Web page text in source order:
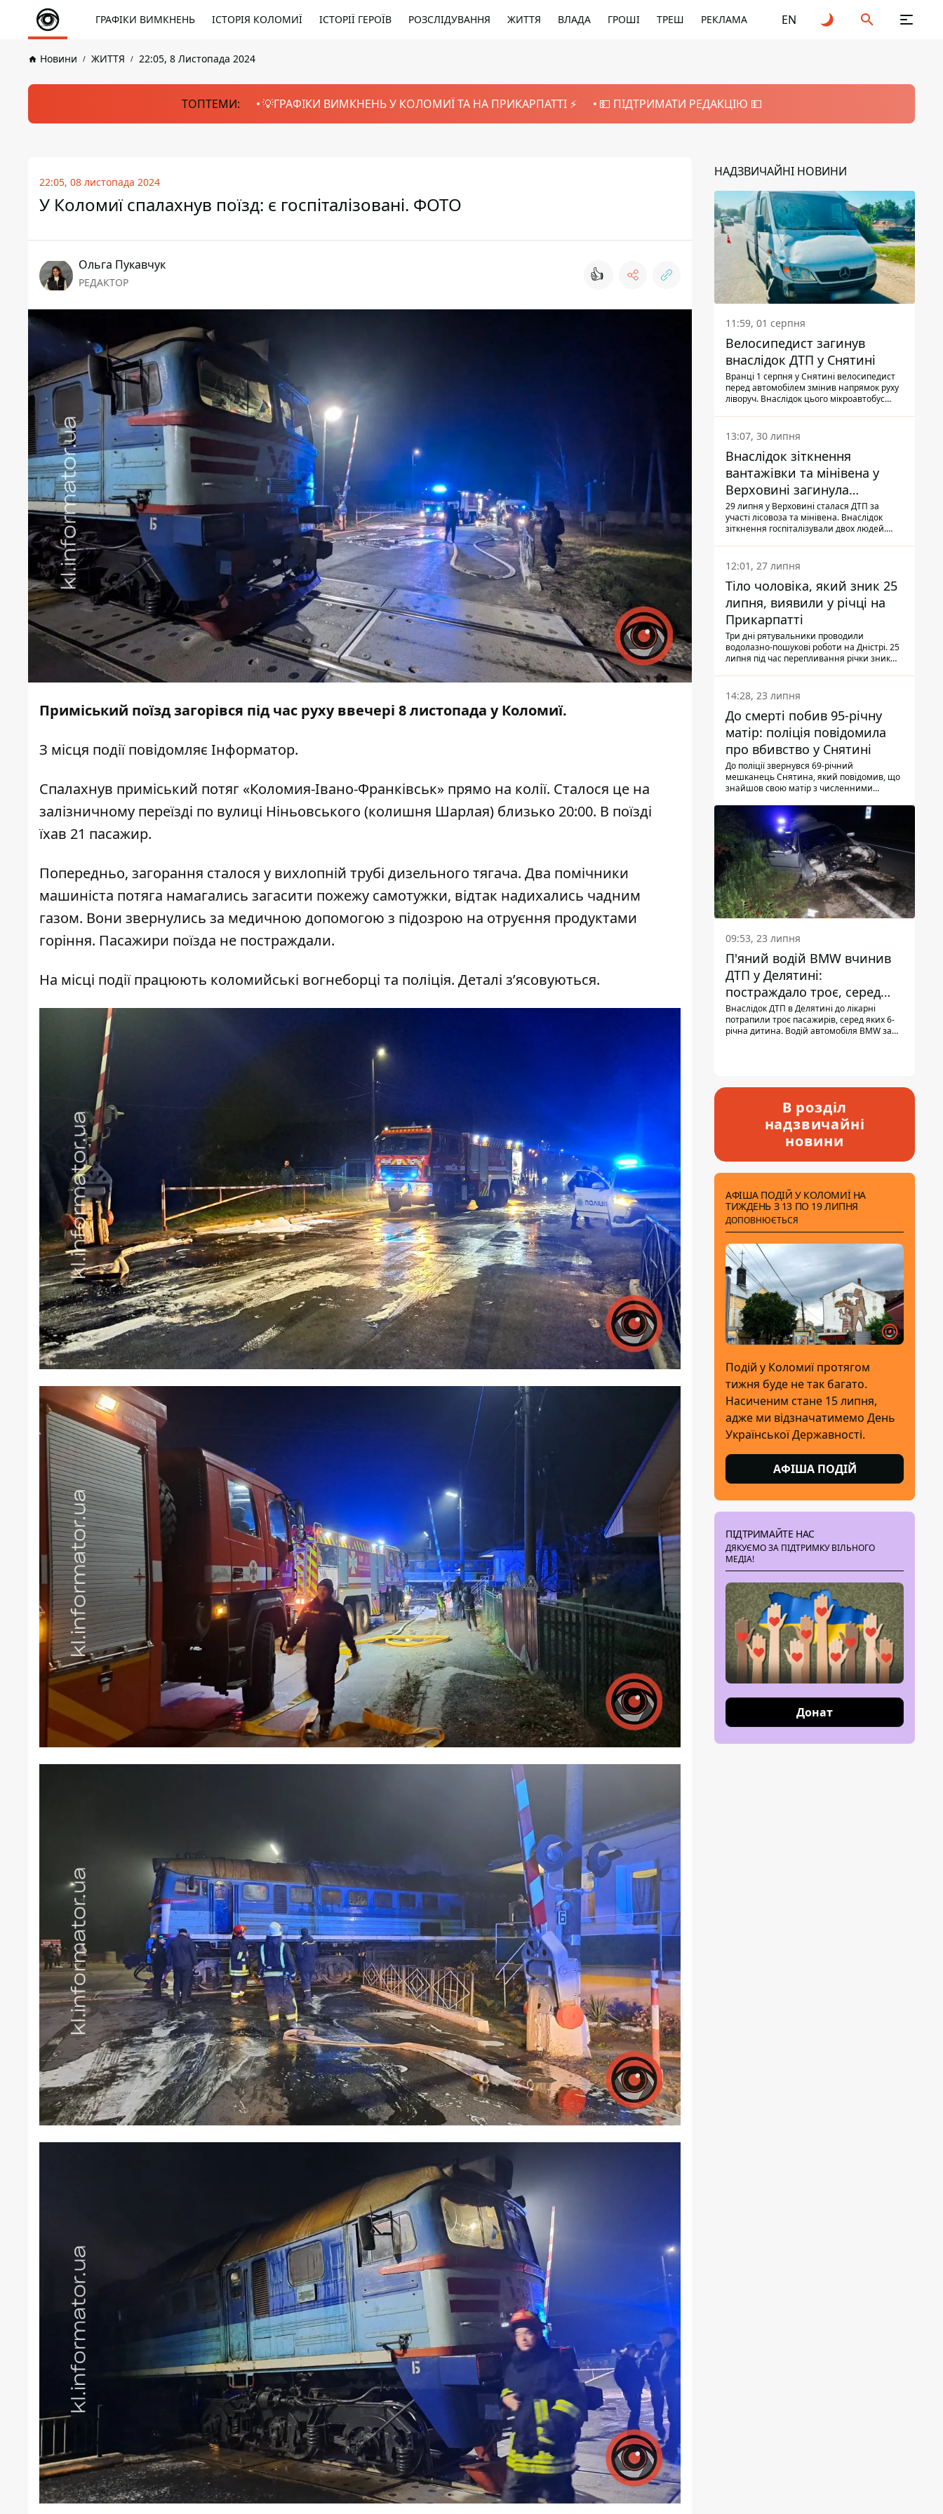
ГРАФІКИ ВИМКНЕНЬ ІСТОРІЯ КОЛОМИЇ ІСТОРІЇ ГЕРОЇВ РОЗСЛІДУВАННЯ ЖИТТЯ ВЛАДА ГРОШІ ТРЕШ РЕКЛАМА EN
Новини ЖИТТЯ 22:05, 8 Листопада 2024
ТОПТЕМИ: 💡ГРАФІКИ ВИМКНЕНЬ У КОЛОМИЇ ТА НА ПРИКАРПАТТІ ⚡️ 💵 ПІДТРИМАТИ РЕДАКЦІЮ 💵
22:05, 08 листопада 2024
У Коломиї спалахнув поїзд: є госпіталізовані. ФОТО
Ольга Пукавчук
РЕДАКТОР 👍
Приміський поїзд загорівся під час руху ввечері 8 листопада у Коломиї.
З місця події повідомляє Інформатор.
Спалахнув приміський потяг «Коломия-Івано-Франківськ» прямо на колії. Сталося це на
залізничному переїзді по вулиці Ніньовського (колишня Шарлая) близько 20:00. В поїзді
їхав 21 пасажир.
Попередньо, загорання сталося у вихлопній трубі дизельного тягача. Два помічники
машиніста потяга намагались загасити пожежу самотужки, відтак надихались чадним
газом. Вони звернулись за медичною допомогою з підозрою на отруєння продуктами
горіння. Пасажири поїзда не постраждали.
На місці події працюють коломийські вогнеборці та поліція. Деталі зʼясовуються.
НАДЗВИЧАЙНІ НОВИНИ
11:59, 01 серпня
Велосипедист загинув
внаслідок ДТП у Снятині
Вранці 1 серпня у Снятині велосипедист
перед автомобілем змінив напрямок руху
ліворуч. Внаслідок цього мікроавтобус
13:07, 30 липня
Внаслідок зіткнення
вантажівки та мінівена у
Верховині загинула
пасажирка, водійка - у
лікарні
29 липня у Верховині сталася ДТП за
участі лісовоза та мінівена. Внаслідок
зіткнення госпіталізували двох людей.
Також травми отримала водійка
автомобіля.
12:01, 27 липня
Тіло чоловіка, який зник 25
липня, виявили у річці на
Прикарпатті
Три дні рятувальники проводили
водолазно-пошукові роботи на Дністрі. 25
липня під час перепливання річки зник
виявили тіло.
14:28, 23 липня
До смерті побив 95-річну
матір: поліція повідомила
про вбивство у Снятині
До поліції звернувся 69-річний
мешканець Снятина, який повідомив, що
знайшов свою матір з численними
з'ясували правоохоронці, ці травми жінці
наніс її син.
09:53, 23 липня
П'яний водій BMW вчинив
ДТП у Делятині:
постраждало троє, серед
них - дитина
Внаслідок ДТП в Делятині до лікарні
потрапили троє пасажирів, серед яких 6-
річна дитина. Водій автомобіля BMW за
В розділ
надзвичайні
новини
АФІША ПОДІЙ У КОЛОМИЇ НА
ТИЖДЕНЬ З 13 ПО 19 ЛИПНЯ
ДОПОВНЮЄТЬСЯ
Подій у Коломиї протягом
тижня буде не так багато.
Насиченим стане 15 липня,
адже ми відзначатимемо День
Української Державності.
АФІША ПОДІЙ
ПІДТРИМАЙТЕ НАС
ДЯКУЄМО ЗА ПІДТРИМКУ ВІЛЬНОГО
МЕДІА!
Донат